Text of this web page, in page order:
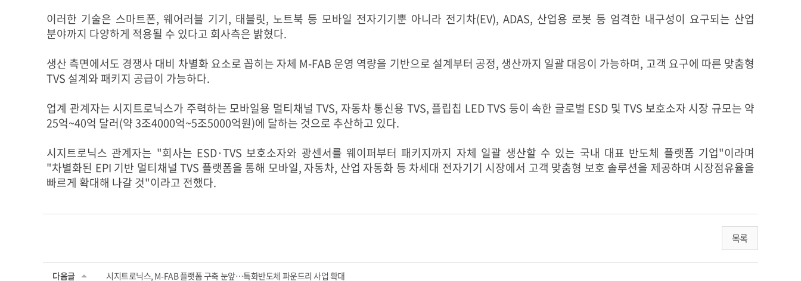
이러한 기술은 스마트폰, 웨어러블 기기, 태블릿, 노트북 등 모바일 전자기기뿐 아니라 전기차(EV), ADAS, 산업용 로봇 등 엄격한 내구성이 요구되는 산업
분야까지 다양하게 적용될 수 있다고 회사측은 밝혔다.
생산 측면에서도 경쟁사 대비 차별화 요소로 꼽히는 자체 M-FAB 운영 역량을 기반으로 설계부터 공정, 생산까지 일괄 대응이 가능하며, 고객 요구에 따른 맞춤형
TVS 설계와 패키지 공급이 가능하다.
업계 관계자는 시지트로닉스가 주력하는 모바일용 멀티채널 TVS, 자동차 통신용 TVS, 플립칩 LED TVS 등이 속한 글로벌 ESD 및 TVS 보호소자 시장 규모는 약
25억~40억 달러(약 3조4000억~5조5000억원)에 달하는 것으로 추산하고 있다.
시지트로닉스 관계자는 "회사는 ESD·TVS 보호소자와 광센서를 웨이퍼부터 패키지까지 자체 일괄 생산할 수 있는 국내 대표 반도체 플랫폼 기업"이라며
"차별화된 EPI 기반 멀티채널 TVS 플랫폼을 통해 모바일, 자동차, 산업 자동화 등 차세대 전자기기 시장에서 고객 맞춤형 보호 솔루션을 제공하며 시장점유율을
빠르게 확대해 나갈 것"이라고 전했다.
목록
다음글 시지트로닉스, M-FAB 플랫폼 구축 눈앞…특화반도체 파운드리 사업 확대